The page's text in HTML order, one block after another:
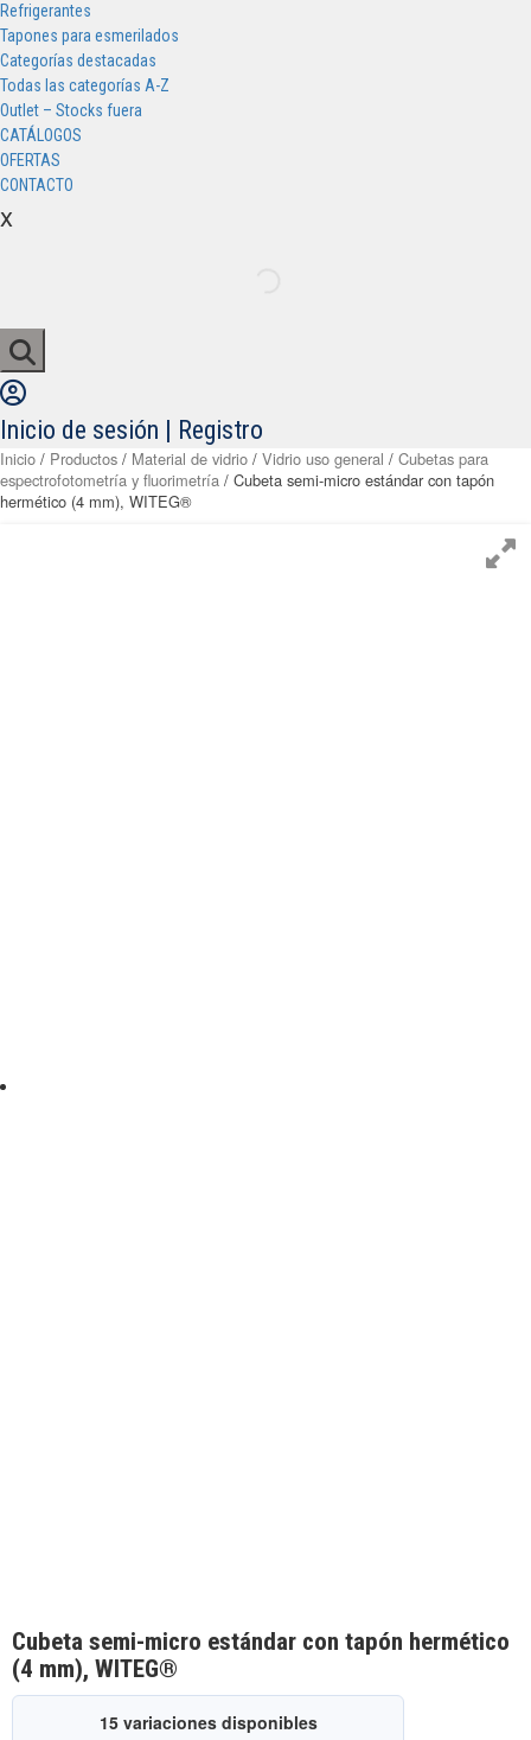
Refrigerantes
Tapones para esmerilados
Categorías destacadas
Todas las categorías A-Z
Outlet – Stocks fuera
CATÁLOGOS
OFERTAS
CONTACTO
x
Inicio de sesión | Registro
Inicio / Productos / Material de vidrio / Vidrio uso general / Cubetas para
espectrofotometría y fluorimetría / Cubeta semi-micro estándar con tapón
hermético (4 mm), WITEG®
Cubeta semi-micro estándar con tapón hermético
(4 mm), WITEG®
15 variaciones disponibles